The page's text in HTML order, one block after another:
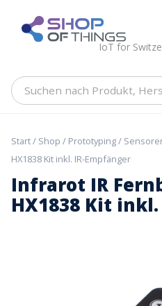
content
IoT for
Suchen
Hersteller,
Start/ Shop / Prototyping/
HX1838 Kit inkl. IR-Empfänger
Infrarot IR
HX1838 Kit